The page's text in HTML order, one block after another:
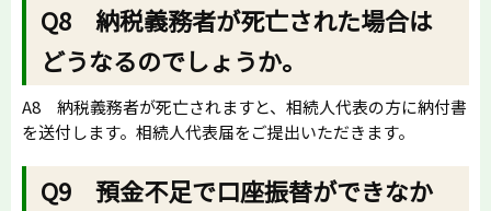
Q8 納税義務者が死亡された場合は
どうなるのでしょうか。
A8 納税義務者が死亡されますと、相続人代表の方に納付書
を送付します。相続人代表届をご提出いただきます。
Q9 預金不足で口座振替ができなか